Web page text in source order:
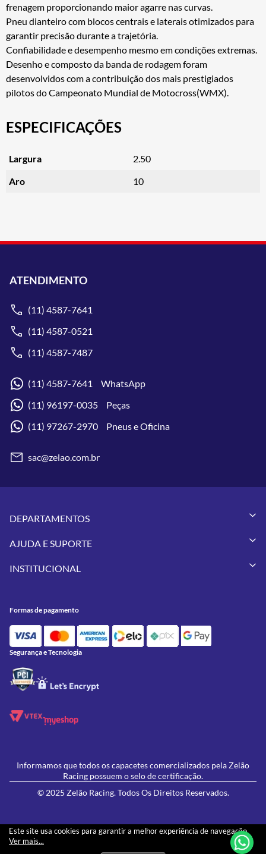
Este site usa cookies para garantir a melhor experiência de navegação.
Ver mais...
frenagem proporcionando maior agarre nas curvas.
Pneu dianteiro com blocos centrais e laterais otimizados para
garantir precisão durante a trajetória.
Confiabilidade e desempenho mesmo em condições extremas.
Desenho e composto da banda de rodagem foram
desenvolvidos com a contribuição dos mais prestigiados
pilotos do Campeonato Mundial de Motocross(WMX).
ESPECIFICAÇÕES
Largura 2.50
Aro 10
ATENDIMENTO
(11) 4587-7641
(11) 4587-0521
(11) 4587-7487
(11) 4587-7641 WhatsApp
(11) 96197-0035 Peças
(11) 97267-2970 Pneus e Oficina
sac@zelao.com.br
DEPARTAMENTOS
Vestuários
Pneus
Utilidades
Feminino
Lançamentos
AJUDA E SUPORTE
Meus Pedidos
Política de Privacidade
Política de Campanhas e promoções
INSTITUCIONAL
Contato
Oficina/Serviços
Formas de pagamento
Segurança e Tecnologia
Informamos que todos os capacetes comercializados pela Zelão
Racing possuem o selo de certificação.
© 2025 Zelão Racing. Todos Os Direitos Reservados.